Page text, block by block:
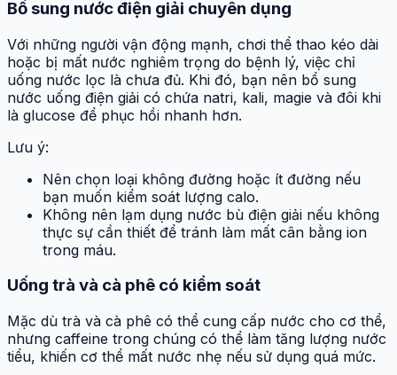
Bổ sung nước điện giải chuyên dụng
Với những người vận động mạnh, chơi thể thao kéo dài
hoặc bị mất nước nghiêm trọng do bệnh lý, việc chỉ
uống nước lọc là chưa đủ. Khi đó, bạn nên bổ sung
nước uống điện giải có chứa natri, kali, magie và đôi khi
là glucose để phục hồi nhanh hơn.
Lưu ý:
Nên chọn loại không đường hoặc ít đường nếu
bạn muốn kiểm soát lượng calo.
Không nên lạm dụng nước bù điện giải nếu không
thực sự cần thiết để tránh làm mất cân bằng ion
trong máu.
Uống trà và cà phê có kiểm soát
Mặc dù trà và cà phê có thể cung cấp nước cho cơ thể,
nhưng caffeine trong chúng có thể làm tăng lượng nước
tiểu, khiến cơ thể mất nước nhẹ nếu sử dụng quá mức.